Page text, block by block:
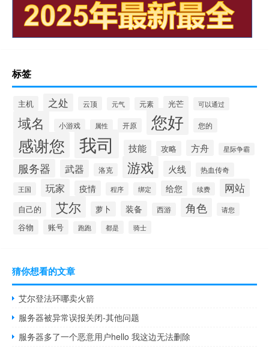
标签
主机 之处 云顶 元气 元素 光芒 可以通过
域名 小游戏 属性 开原 您好 您的
感谢您 我司 技能 攻略 方舟 星际争霸
服务器 武器 洛克 游戏 火线 热血传奇
王国 玩家 疫情 程序 绑定 给您 续费 网站
自己的 艾尔 萝卜 装备 西游 角色 请您
谷物 账号 跑跑 都是 骑士
猜你想看的文章
艾尔登法环哪卖火箭
服务器被异常误报关闭-其他问题
服务器多了一个恶意用户hello 我这边无法删除